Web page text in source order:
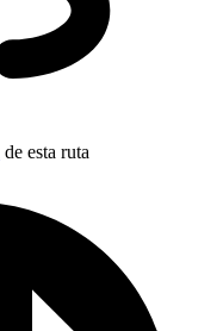
de esta ruta